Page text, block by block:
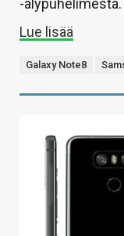
-älypuhelimesta.
Lue lisää
Galaxy Note8